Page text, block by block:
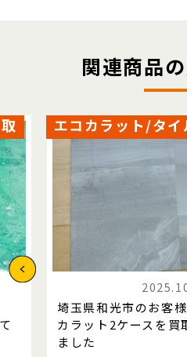
関連商品
エコカラット/タ
埼玉県和光市のお客
カラット2ケースを買
ました